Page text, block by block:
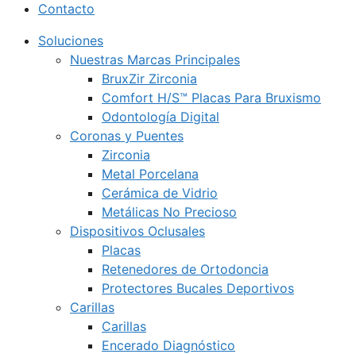
Contacto
Soluciones
Nuestras Marcas Principales
BruxZir Zirconia
Comfort H/S™ Placas Para Bruxismo
Odontología Digital
Coronas y Puentes
Zirconia
Metal Porcelana
Cerámica de Vidrio
Metálicas No Precioso
Dispositivos Oclusales
Placas
Retenedores de Ortodoncia
Protectores Bucales Deportivos
Carillas
Carillas
Encerado Diagnóstico